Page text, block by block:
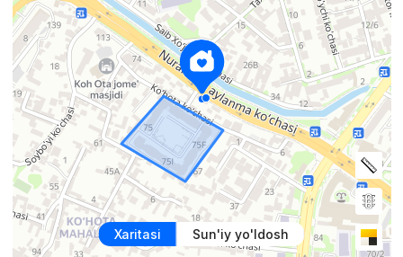
Xaritasi Sun'iy yo'ldosh